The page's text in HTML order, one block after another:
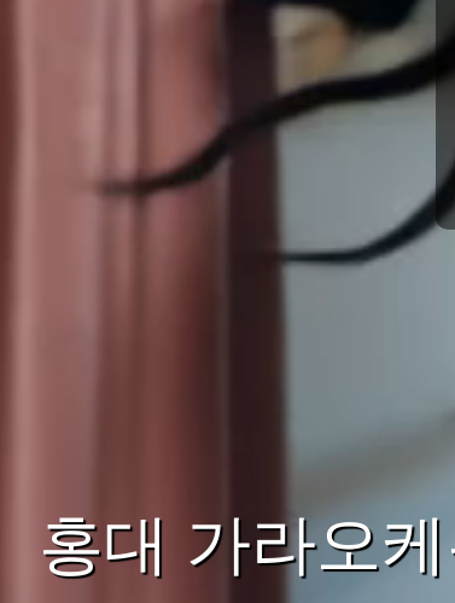
홍대 가라오